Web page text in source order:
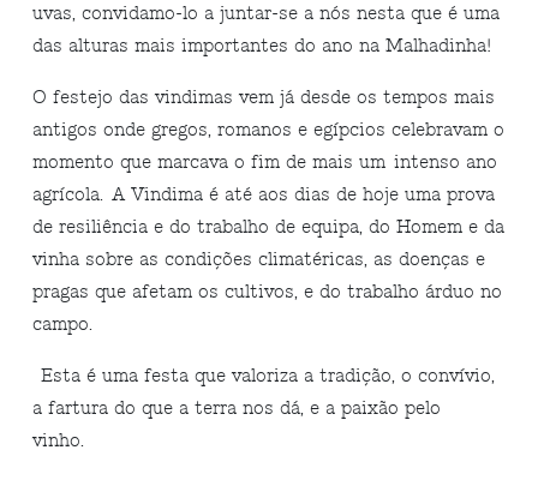
uvas, convidamo-lo a juntar-se a nós nesta que é uma
das alturas mais importantes do ano na Malhadinha!
O festejo das vindimas vem já desde os tempos mais
antigos onde gregos, romanos e egípcios celebravam o
momento que marcava o fim de mais um intenso ano
agrícola. A Vindima é até aos dias de hoje uma prova
de resiliência e do trabalho de equipa, do Homem e da
vinha sobre as condições climatéricas, as doenças e
pragas que afetam os cultivos, e do trabalho árduo no
campo.
Esta é uma festa que valoriza a tradição, o convívio,
a fartura do que a terra nos dá, e a paixão pelo
vinho.